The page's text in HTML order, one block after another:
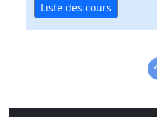
Liste des cours